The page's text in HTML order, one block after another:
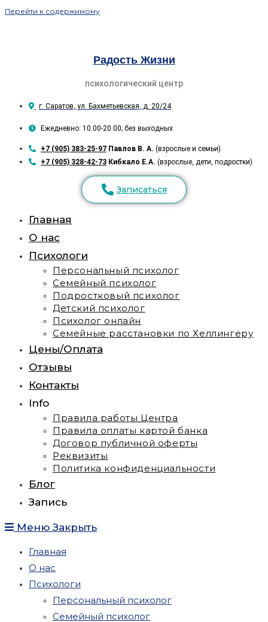
Перейти к содержимому
Радость Жизни
психологический центр
г. Саратов, ул. Бахметьевская, д. 20/24
Ежедневно: 10.00-20.00; без выходных
+7 (905) 383-25-97 Павлов В. А. (взрослые и семьи)
+7 (905) 328-42-73 Кибкало Е.А. (взрослые, дети, подростки)
Записаться
Главная
О нас
Психологи
Персональный психолог
Семейный психолог
Подростковый психолог
Детский психолог
Психолог онлайн
Семейные расстановки по Хеллингеру
Цены/Оплата
Отзывы
Контакты
Info
Правила работы Центра
Правила оплаты картой банка
Договор публичной оферты
Реквизиты
Политика конфиденциальности
Блог
Запись
Меню Закрыть
Главная
О нас
Психологи
Персональный психолог
Семейный психолог